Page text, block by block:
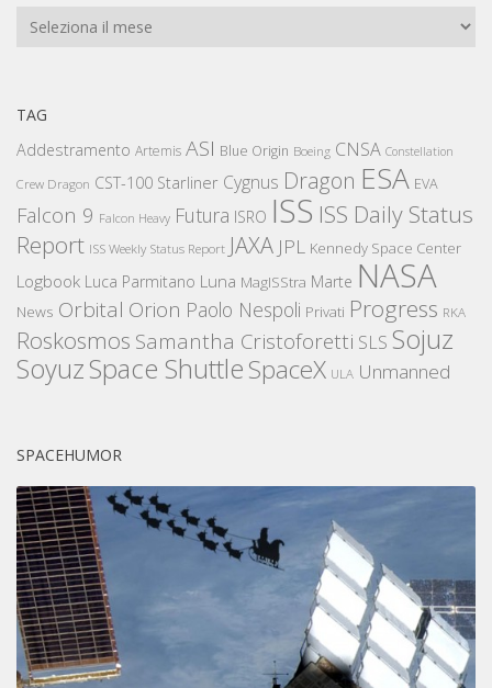
Archivi
TAG
Addestramento Artemis ASI Blue Origin Boeing CNSA Constellation
Crew Dragon CST-100 Starliner Cygnus Dragon ESA EVA
Falcon 9 Falcon Heavy Futura ISRO ISS ISS Daily Status
Report ISS Weekly Status Report JAXA JPL Kennedy Space Center
Logbook Luca Parmitano Luna MagISStra Marte NASA
News Orbital Orion Paolo Nespoli Privati Progress RKA
Roskosmos Samantha Cristoforetti SLS Sojuz
SoyuzSpace ShuttleSpaceX ULA Unmanned
SPACEHUMOR